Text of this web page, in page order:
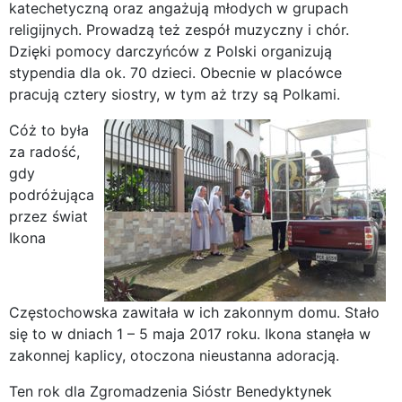
katechetyczną oraz angażują młodych w grupach
religijnych. Prowadzą też zespół muzyczny i chór.
Dzięki pomocy darczyńców z Polski organizują
stypendia dla ok. 70 dzieci. Obecnie w placówce
pracują cztery siostry, w tym aż trzy są Polkami.
Cóż to była
za radość,
gdy
podróżująca
przez świat
Ikona
Częstochowska zawitała w ich zakonnym domu. Stało
się to w dniach 1 – 5 maja 2017 roku. Ikona stanęła w
zakonnej kaplicy, otoczona nieustanna adoracją.
Ten rok dla Zgromadzenia Sióstr Benedyktynek